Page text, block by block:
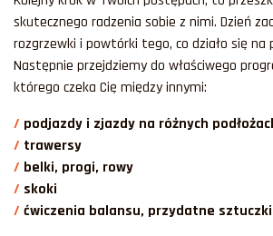
skutecznego radzenia sobie z nimi. Dzień
rozgrzewki i powtórki tego, co działo się na
Następnie przejdziemy do właściwego
którego czeka Cię między innymi:
podjazdy i zjazdy na różnych
trawersy
belki, progi, rowy
skoki
ćwiczenia balansu, przydatne sztuczki